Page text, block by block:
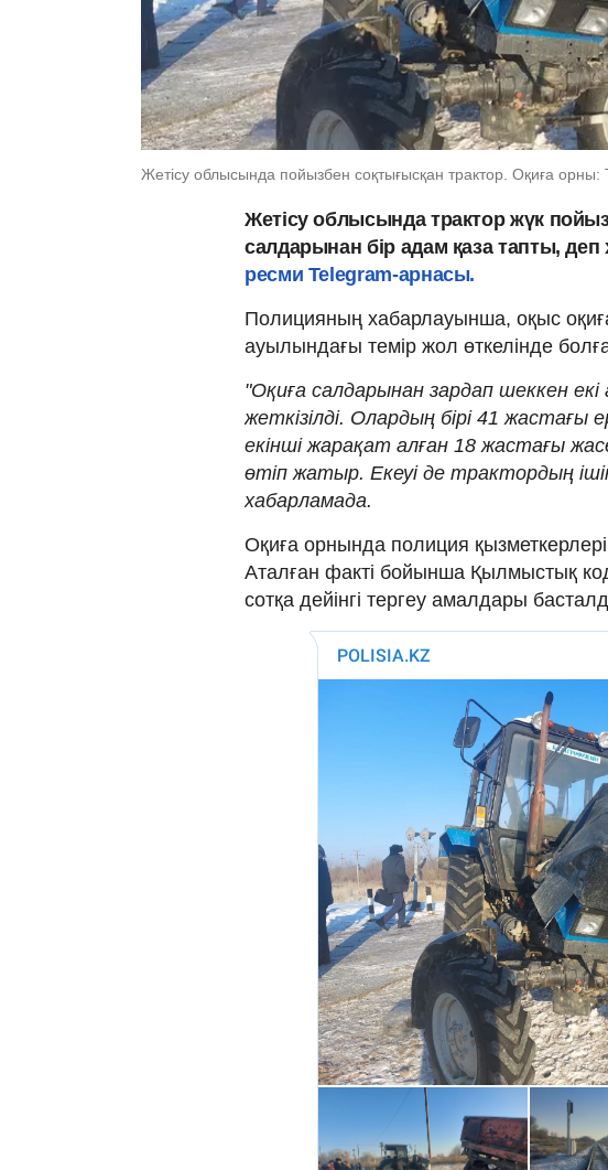
Жетісу облысында пойызбен соқтығысқан трактор. Оқиға орны:
Жетісу облысында трактор жүк
салдарынан бір адам қаза тапты,
ресми Telegram-арнасы.
Полицияның хабарлауынша, оқыс
ауылындағы темір жол өткелінде
"Оқиға салдарынан зардап шеккен екі
жеткізілді. Олардың бірі 41 жастағы
екінші жарақат алған 18 жастағы
өтіп жатыр. Екеуі де трактордың
хабарламада.
Оқиға орнында полиция
Аталған факті бойынша Қылмыстық
сотқа дейінгі тергеу амалдары